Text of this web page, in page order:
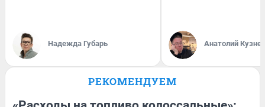
Надежда Губарь Анатолий
РЕКОМЕНДУЕМ